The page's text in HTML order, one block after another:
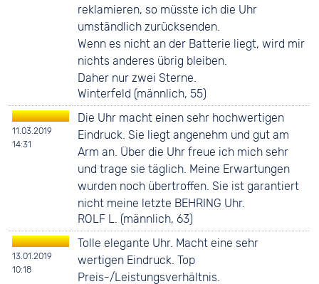
reklamieren, so müsste ich die Uhr
umständlich zurücksenden.
Wenn es nicht an der Batterie liegt, wird mir
nichts anderes übrig bleiben.
Daher nur zwei Sterne.
Winterfeld (männlich, 55)
11.03.2019
14:31
Die Uhr macht einen sehr hochwertigen
Eindruck. Sie liegt angenehm und gut am
Arm an. Über die Uhr freue ich mich sehr
und trage sie täglich. Meine Erwartungen
wurden noch übertroffen. Sie ist garantiert
nicht meine letzte BEHRING Uhr.
ROLF L. (männlich, 63)
13.01.2019
10:18
Tolle elegante Uhr. Macht eine sehr
wertigen Eindruck. Top
Preis-/Leistungsverhältnis.